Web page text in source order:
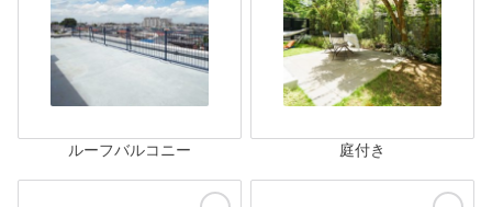
ルーフバルコニー 庭付き